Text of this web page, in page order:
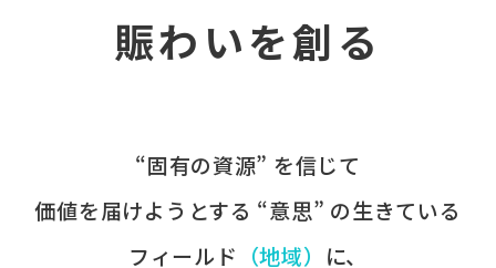
賑わいを創る
“固有の​資源” を​信じて
価値を​届けようとする​ “意思” の​生きている
フィールド ​（地域） に、​